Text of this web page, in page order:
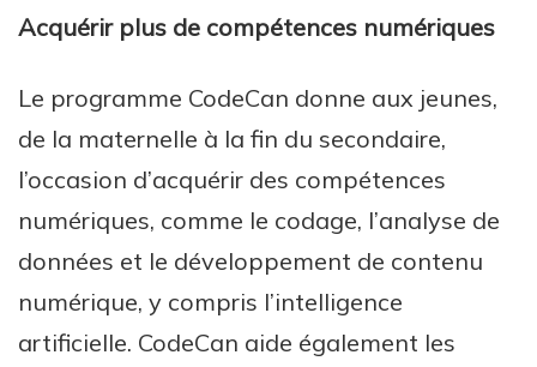
Acquérir plus de compétences numériques
Le programme CodeCan donne aux jeunes,
de la maternelle à la fin du secondaire,
l’occasion d’acquérir des compétences
numériques, comme le codage, l’analyse de
données et le développement de contenu
numérique, y compris l’intelligence
artificielle. CodeCan aide également les